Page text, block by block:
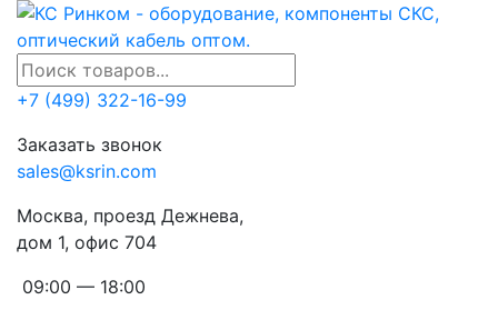
+7 (499) 322-16-99
Заказать звонок
sales@ksrin.com
Москва, проезд Дежнева,
дом 1, офис 704
09:00 — 18:00